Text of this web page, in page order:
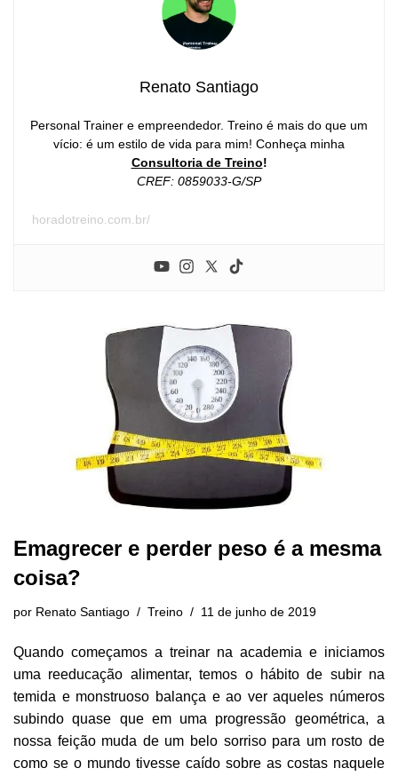
Renato Santiago
Personal Trainer e empreendedor. Treino é mais do que um
vício: é um estilo de vida para mim! Conheça minha
Consultoria de Treino!
CREF: 0859033-G/SP
horadotreino.com.br/
Emagrecer e perder peso é a mesma
coisa?
por Renato Santiago Treino 11 de junho de 2019
Quando começamos a treinar na academia e iniciamos
uma reeducação alimentar, temos o hábito de subir na
temida e monstruoso balança e ao ver aqueles números
subindo quase que em uma progressão geométrica, a
nossa feição muda de um belo sorriso para um rosto de
como se o mundo tivesse caído sobre as costas naquele